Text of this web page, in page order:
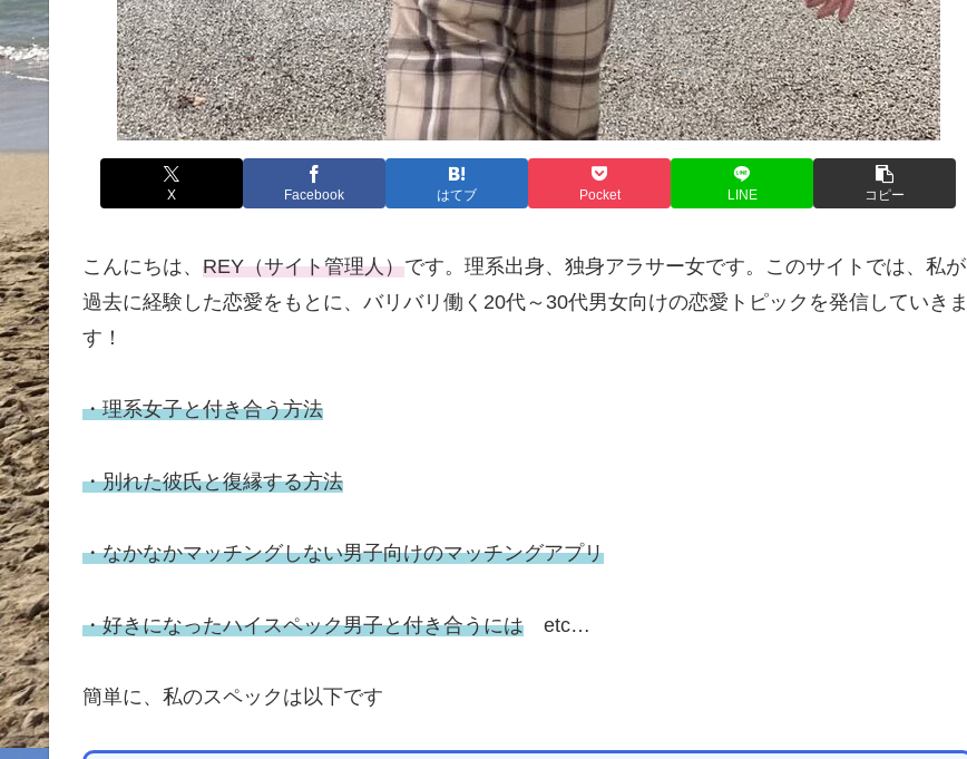
X Facebook はてブ Pocket LINE コピー
こんにちは、 REY（サイト管理人）です。理系出身、独身アラサー女です。このサイトでは、私が
過去に経験した恋愛をもとに、バリバリ働く20代～30代男女向けの恋愛トピックを発信していきま
す！
・理系女子と付き合う方法
・別れた彼氏と復縁する方法
・なかなかマッチングしない男子向けのマッチングアプリ
・好きになったハイスペック男子と付き合うには etc…
簡単に、私のスペックは以下です